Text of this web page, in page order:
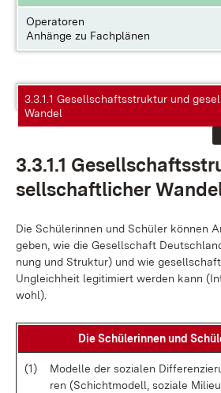
Operatoren
Anhänge zu Fachplänen
3.3.1.1 Gesellschaftsstruktur und
Wandel
3.3.1.1
sell­schaft­li­cher
Die Schü­le­rin­nen und Schü­ler kön­nen
ge­ben, wie die Ge­sell­schaft
nung und Struk­tur) und wie
Un­gleich­heit le­gi­ti­miert wer­den kann
wohl).
Die Schü­le­rin­nen und
(1)
Mo­del­le der so­zia­len
ren (Schicht­mo­dell, so­zia­le